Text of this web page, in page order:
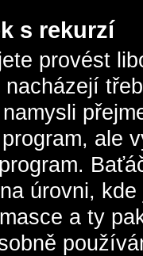
s rekurzí
provést
nacházejí
ale
úrovni,
a ty